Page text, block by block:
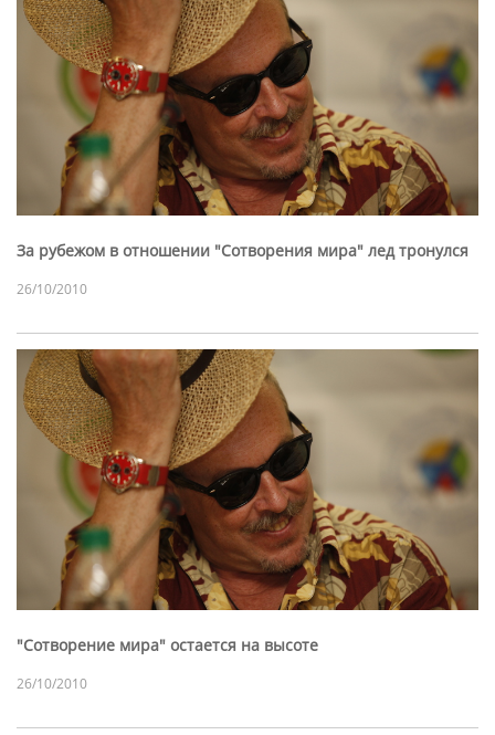
За рубежом в отношении "Сотворения мира" лед тронулся
26/10/2010
"Сотворение мира" остается на высоте
26/10/2010